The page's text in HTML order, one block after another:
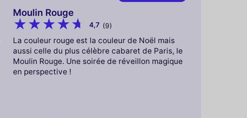
Moulin Rouge
4,7 (9)
La couleur rouge est la couleur de Noël mais
aussi celle du plus célèbre cabaret de Paris, le
Moulin Rouge. Une soirée de réveillon magique
en perspective !